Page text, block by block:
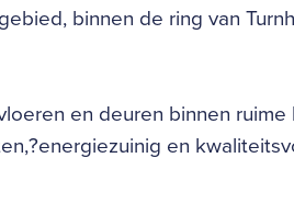
binnen de ring van
en deuren binnen
en